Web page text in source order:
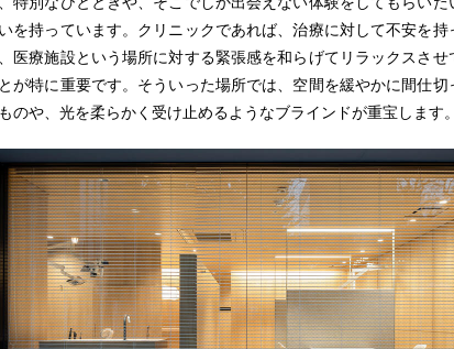
を持っています。クリニックであれば、治療に対して不安を持
医療施設という場所に対する緊張感を和らげてリラックスさせ
が特に重要です。そういった場所では、空間を緩やかに間仕切
のや、光を柔らかく受け止めるようなブラインドが重宝します。